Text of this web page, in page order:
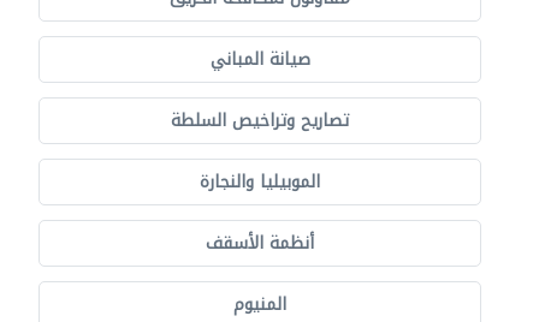
صيانة المباني
تصاريح وتراخيص السلطة
الموبيليا والنجارة
أنظمة الأسقف
المنيوم